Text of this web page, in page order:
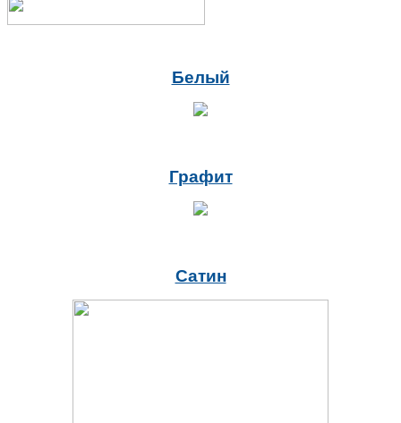
Белый
Графит
Сатин